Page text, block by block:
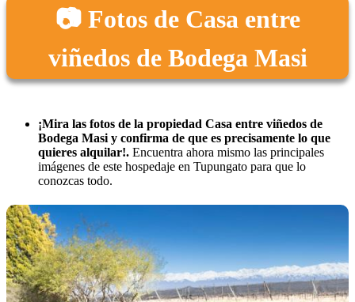
📷 Fotos de Casa entre
viñedos de Bodega Masi
¡Mira las fotos de la propiedad Casa entre viñedos de
Bodega Masi y confirma de que es precisamente lo que
quieres alquilar!. Encuentra ahora mismo las principales
imágenes de este hospedaje en Tupungato para que lo
conozcas todo.